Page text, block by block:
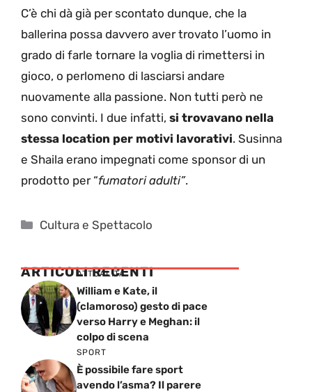
C’è chi dà già per scontato dunque, che la
ballerina possa davvero aver trovato l’uomo in
grado di farle tornare la voglia di rimettersi in
gioco, o perlomeno di lasciarsi andare
nuovamente alla passione. Non tutti però ne
sono convinti. I due infatti, si trovavano nella
stessa location per motivi lavorativi. Susinna
e Shaila erano impegnati come sponsor di un
prodotto per “fumatori adulti”.
Categorie
Cultura e Spettacolo
ARTICOLI RECENTI
ATTUALITÁ
William e Kate, il
(clamoroso) gesto di pace
verso Harry e Meghan: il
colpo di scena
SPORT
È possibile fare sport
avendo l’asma? Il parere